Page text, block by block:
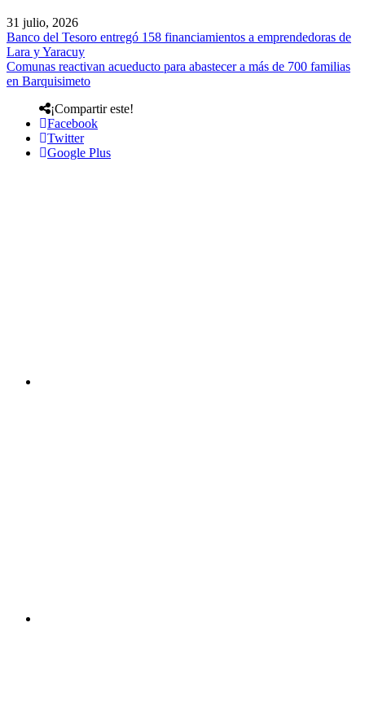
31 julio, 2026
Banco del Tesoro entregó 158 financiamientos a emprendedoras de
Lara y Yaracuy
Comunas reactivan acueducto para abastecer a más de 700 familias
en Barquisimeto
¡Compartir este!
Facebook
Twitter
Google Plus